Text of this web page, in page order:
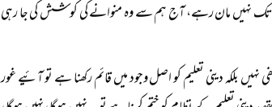
اب تک نہیں مان رہے، آج ہم سے وہ منوانے کی کوشش کی جا رہی
نہیں بلکہ دینی تعلیم کو اصل وجود میں قائم رکھنا ہے تو آئیے غور